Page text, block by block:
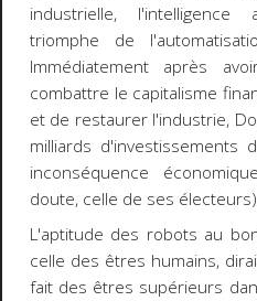
industrielle,
triomphe de
Immédiatement après
combattre le capitalisme
et de restaurer l'industrie,
milliards
inconséquence
doute, celle de ses
L'aptitude des robots au
celle des êtres humains,
fait des êtres supérieurs